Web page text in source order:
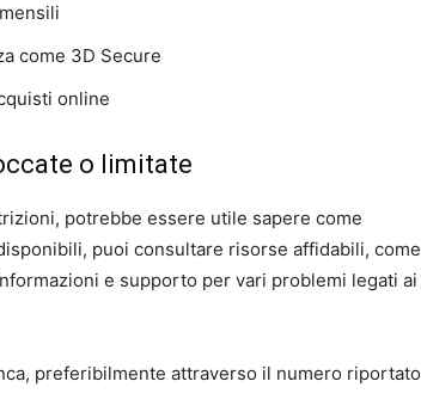
come 3D Secure
online
o limitate
potrebbe essere utile sapere come
puoi consultare risorse affidabili, come
e supporto per vari problemi legati ai
preferibilmente attraverso il numero riportato